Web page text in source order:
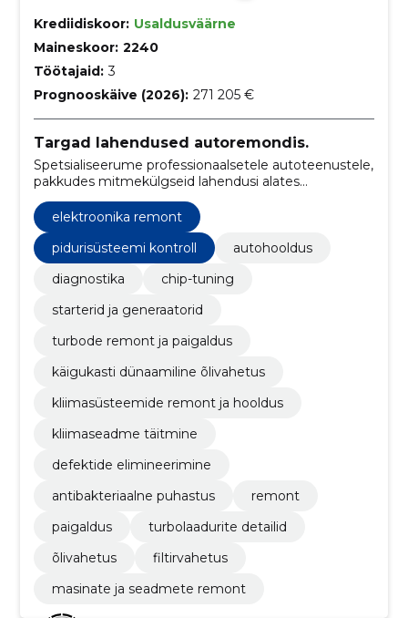
Krediidiskoor: Usaldusväärne
Maineskoor: 2240
Töötajaid: 3
Prognooskäive (2026): 271 205 €
Targad lahendused autoremondis.
Spetsialiseerume professionaalsetele autoteenustele,
pakkudes mitmekülgseid lahendusi alates
elektroonika paranduseni.
elektroonika remont
pidurisüsteemi kontroll
autohooldus
diagnostika
chip-tuning
starterid ja generaatorid
turbode remont ja paigaldus
käigukasti dünaamiline õlivahetus
kliimasüsteemide remont ja hooldus
kliimaseadme täitmine
defektide elimineerimine
antibakteriaalne puhastus
remont
paigaldus
turbolaadurite detailid
õlivahetus
filtirvahetus
masinate ja seadmete remont